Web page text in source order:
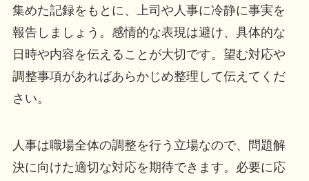
集めた記録をもとに、上司や人事に冷静に事実を
報告しましょう。感情的な表現は避け、具体的な
日時や内容を伝えることが大切です。望む対応や
調整事項があればあらかじめ整理して伝えてくだ
さい。
人事は職場全体の調整を行う立場なので、問題解
決に向けた適切な対応を期待できます。必要に応